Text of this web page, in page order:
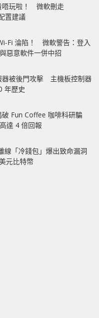
唔玩啦！ 微軟刪走
置建議
Fi 淪陷！ 微軟警告：登入
惡意軟件一併中招
器被後門攻擊 主機板控制器
年歷史
Fun Coffee 咖啡科研騙
達 4 倍回報
線「冷錢包」爆出致命漏洞
元比特幣